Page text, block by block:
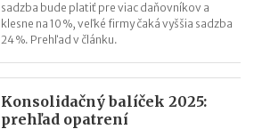
sadzba bude platiť pre viac daňovníkov a
klesne na 10 %, veľké firmy čaká vyššia sadzba
24 %. Prehľad v článku.
Konsolidačný balíček 2025:
prehľad opatrení